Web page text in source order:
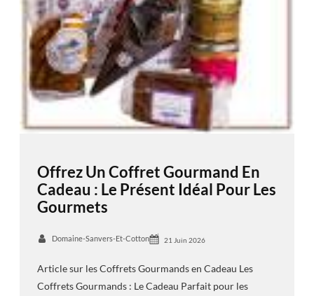
Offrez Un Coffret Gourmand En
Cadeau : Le Présent Idéal Pour Les
Gourmets
Domaine-Sanvers-Et-Cotton 21 Juin 2026
Article sur les Coffrets Gourmands en Cadeau Les
Coffrets Gourmands : Le Cadeau Parfait pour les